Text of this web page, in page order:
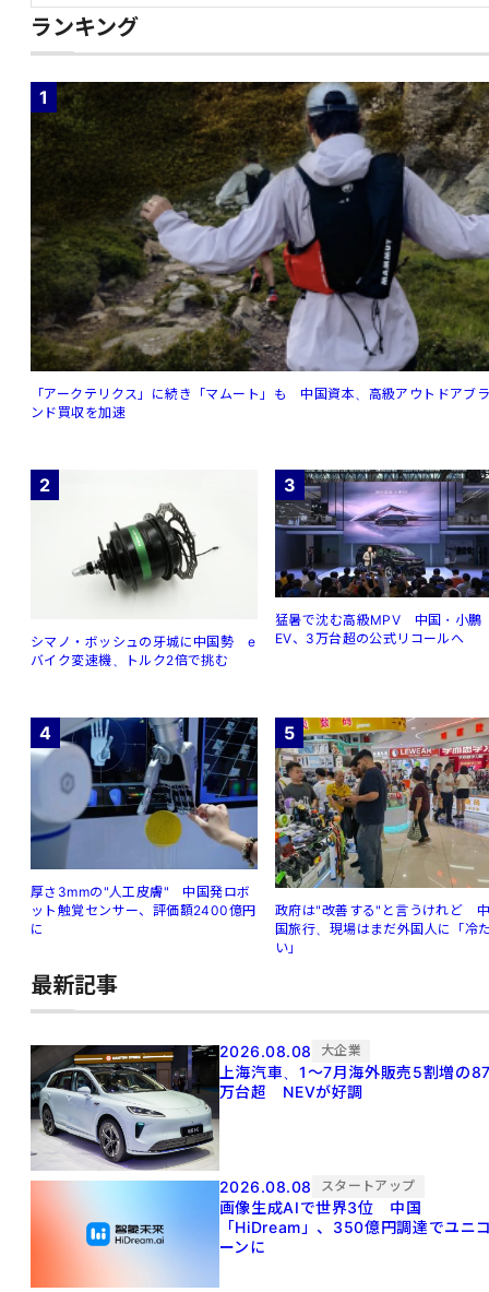
ランキング
1
「アークテリクス」に続き「マムート」も 中国資本、高級アウトドアブ
ンド買収を加速
2
シマノ・ボッシュの牙城に中国勢 e
バイク変速機、トルク2倍で挑む
3
猛暑で沈む高級MPV 中国・小鵬
EV、3万台超の公式リコールへ
4
厚さ3mmの"人工皮膚" 中国発ロボ
ット触覚センサー、評価額2400億円
に
5
政府は"改善する"と言うけれど
国旅行、現場はまだ外国人に「冷
い」
最新記事
2026.08.08 大企業
上海汽車、1～7月海外販売5割増の
万台超 NEVが好調
2026.08.08 スタートアップ
画像生成AIで世界3位 中国
「HiDream」、350億円調達でユニ
ーンに